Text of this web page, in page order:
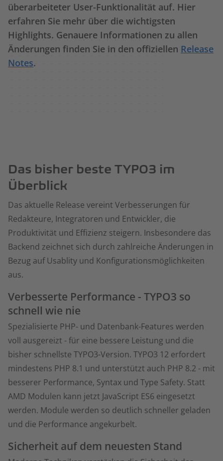
überarbeiteter User-Funktionalität auf. Hier
erfahren Sie mehr über die wichtigsten
Highlights. Genauere Informationen zu allen
Änderungen finden Sie in den offiziellen Release
Notes.
Das bisher beste TYPO3 im
Überblick
Das aktuelle Release vereint Verbesserungen für
Redakteure, Integratoren und Entwickler, die
Produktivität und Effizienz steigern. Insbesondere das
Backend zeichnet sich durch zahlreiche Änderungen in
Bezug auf Usablity und Konfigurationsmöglichkeiten
aus.
Verbesserte Performance - TYPO3 so
schnell wie nie
Spezialisierte PHP- und Datenbank-Features werden
voll ausgereizt - für eine bessere Leistung und die
bisher schnellste TYPO3-Version. TYPO3 12 erfordert
mindestens PHP 8.1 und unterstützt auch PHP 8.2 - mit
besserer Performance, Syntax und Type Safety. Statt
AMD Modulen kann jetzt JavaScript ES6 eingesetzt
werden. Module werden so deutlich schneller geladen
und die Performance angekurbelt.
Sicherheit auf dem neuesten Stand